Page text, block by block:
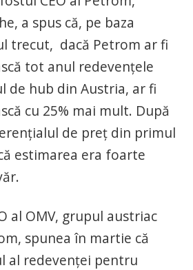
a spus că, pe baza
trecut, dacă Petrom ar fi
tot anul redevenţele
de hub din Austria, ar fi
cu 25% mai mult. După
de preţ din primul
estimarea era foarte
al OMV, grupul austriac
spunea în martie că
al redevenţei pentru